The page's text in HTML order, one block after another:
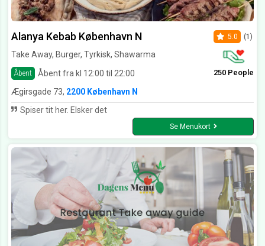
Alanya Kebab København N
Take Away, Burger, Tyrkisk, Shawarma
Åbent Åbent fra kl 12:00 til 22:00
5.0 (1)
250 People
Ægirsgade 73, 2200 København N
Spiser tit her. Elsker det
Se Menukort